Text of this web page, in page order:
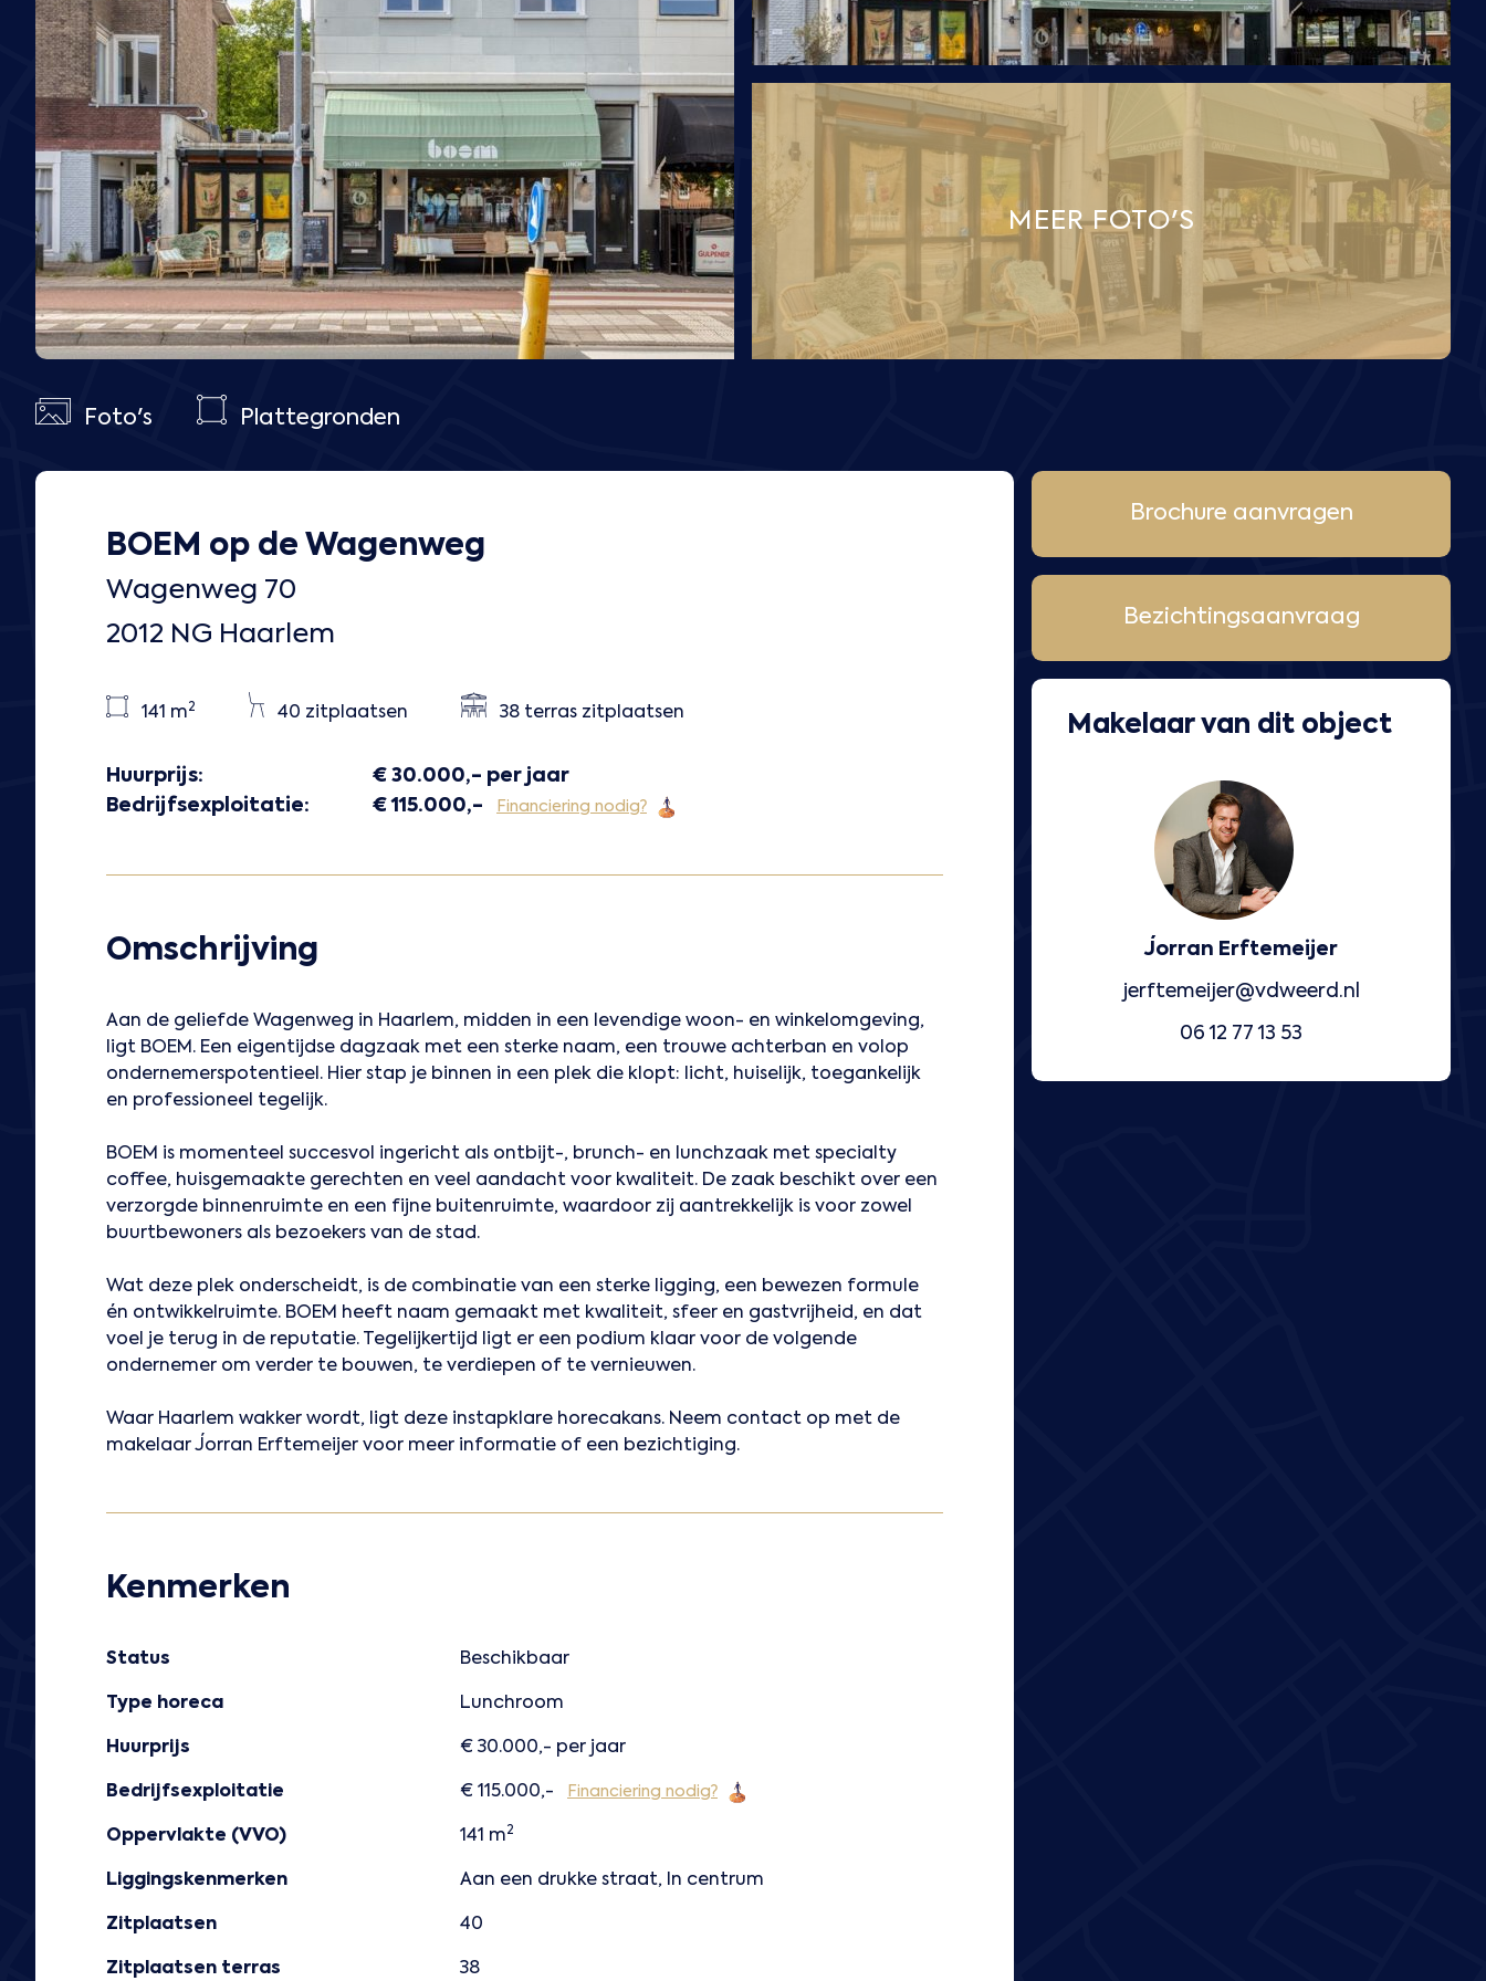
Foto's Plattegronden
BOEM op de Wagenweg
Wagenweg 70
2012 NG Haarlem
141 m2 40 zitplaatsen 38 terras zitplaatsen
Huurprijs:
€ 30.000,- per jaar
Bedrijfsexploitatie:
€ 115.000,- Financiering nodig?
Omschrijving
Aan de geliefde Wagenweg in Haarlem, midden in een levendige woon- en winkelomgeving,
ligt BOEM. Een eigentijdse dagzaak met een sterke naam, een trouwe achterban en volop
ondernemerspotentieel. Hier stap je binnen in een plek die klopt: licht, huiselijk, toegankelijk
en professioneel tegelijk.
BOEM is momenteel succesvol ingericht als ontbijt-, brunch- en lunchzaak met specialty
coffee, huisgemaakte gerechten en veel aandacht voor kwaliteit. De zaak beschikt over een
verzorgde binnenruimte en een fijne buitenruimte, waardoor zij aantrekkelijk is voor zowel
buurtbewoners als bezoekers van de stad.
Wat deze plek onderscheidt, is de combinatie van een sterke ligging, een bewezen formule
én ontwikkelruimte. BOEM heeft naam gemaakt met kwaliteit, sfeer en gastvrijheid, en dat
voel je terug in de reputatie. Tegelijkertijd ligt er een podium klaar voor de volgende
ondernemer om verder te bouwen, te verdiepen of te vernieuwen.
Waar Haarlem wakker wordt, ligt deze instapklare horecakans. Neem contact op met de
makelaar Jorran Erftemeijer voor meer informatie of een bezichtiging.
Kenmerken
Status Beschikbaar
Type horeca Lunchroom
Huurprijs € 30.000,- per jaar
Bedrijfsexploitatie € 115.000,- Financiering nodig?
Oppervlakte (VVO) 141 m2
Liggingskenmerken Aan een drukke straat, In centrum
Zitplaatsen 40
Zitplaatsen terras 38
Brochure aanvragen
Bezichtingsaanvraag
Makelaar van dit object
Jorran Erftemeijer
jerftemeijer@vdweerd.nl
06 12 77 13 53